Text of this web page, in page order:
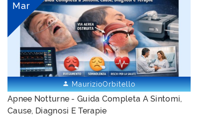
Mar
  MaurizioOrbitello
Apnee Notturne - Guida Completa A Sintomi,
Cause, Diagnosi E Terapie